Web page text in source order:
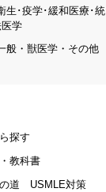
生･疫学･緩和医療･統
学
般・獣医学・その他
探す
教科書
道 USMLE対策